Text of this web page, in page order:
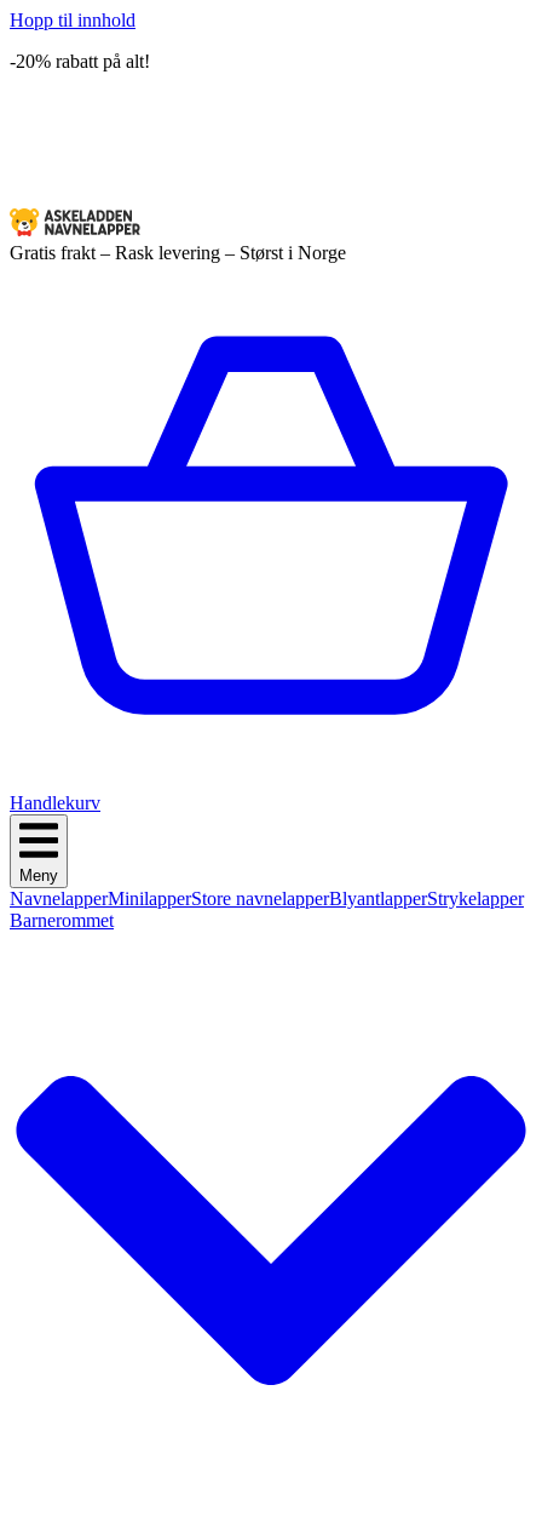
Hopp til innhold
-20% rabatt på alt!
Gratis frakt – Rask levering – Størst i Norge
Handlekurv
Meny
NavnelapperMinilapperStore navnelapperBlyantlapperStrykelapper
Barnerommet